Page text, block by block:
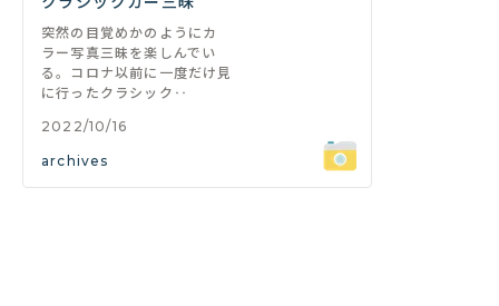
突然の目覚めかのようにカ
ラー写真三昧を楽しんでい
る。コロナ以前に一度だけ見
に行ったクラシック‥
2022/10/16
archives